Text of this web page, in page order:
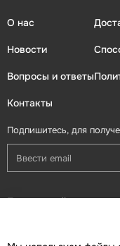
О нас
Новости
Вопросы и ответы
Контакты
Подпишитесь, для
Присоединяйтесь в